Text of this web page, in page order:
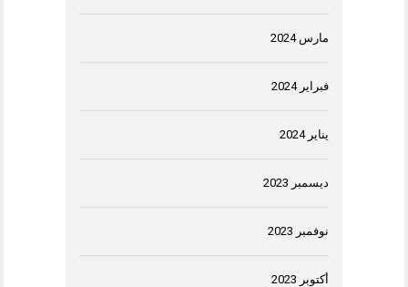
مارس 2024
فبراير 2024
يناير 2024
ديسمبر 2023
نوفمبر 2023
أكتوبر 2023